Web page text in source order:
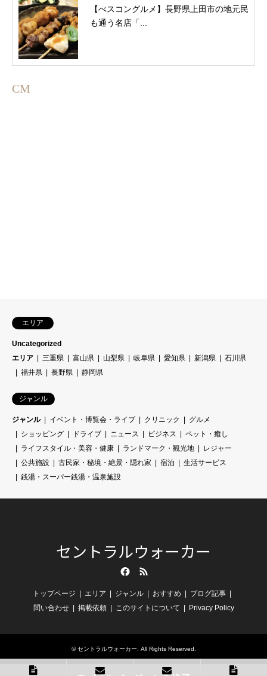
【べスコングルメ】長野県上田市の地元民
も通う名店「...
CM
エリア
Uncategorized
エリア
三重県 富山県 山梨県 岐阜県 愛知県 新潟県
石川県
福井県
長野県 静岡県
ジャンル
ジャンル イベント・博覧会・ライブ クリニック
グルメ
ショッピング
ドライブ ニュース ビジネス
ペット・癒し
ライフスタイル・美容・健康
ランドマーク・観光地
レジャー
公共施設
古民家・秘境・絶景・隠れ家 宿泊
生活サービス
銭湯・スーパー銭湯・温泉施設
セントラルウォーカー
トップページ エリア ジャンル おすすめ
ブログ記事
問い合わせ
掲載依頼 このサイトについて Privacy Policy
©セントラルウォーカー. All Rights Reserved.